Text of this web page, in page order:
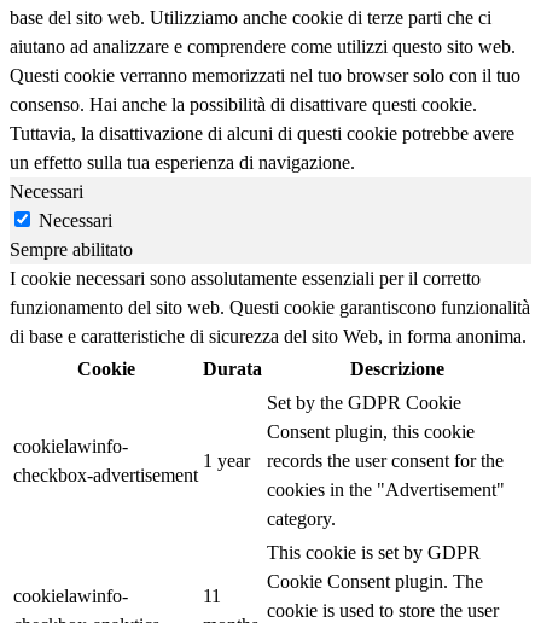
base del sito web. Utilizziamo anche cookie di terze parti che ci
aiutano ad analizzare e comprendere come utilizzi questo sito web.
Questi cookie verranno memorizzati nel tuo browser solo con il tuo
consenso. Hai anche la possibilità di disattivare questi cookie.
Tuttavia, la disattivazione di alcuni di questi cookie potrebbe avere
un effetto sulla tua esperienza di navigazione.
Necessari
Necessari
Sempre abilitato
I cookie necessari sono assolutamente essenziali per il corretto
funzionamento del sito web. Questi cookie garantiscono funzionalità
di base e caratteristiche di sicurezza del sito Web, in forma anonima.
Cookie
Durata Descrizione
cookielawinfo-
checkbox-advertisement
1 year
Set by the GDPR Cookie
Consent plugin, this cookie
records the user consent for the
cookies in the "Advertisement"
category.
cookielawinfo-
11
This cookie is set by GDPR
Cookie Consent plugin. The
cookie is used to store the user